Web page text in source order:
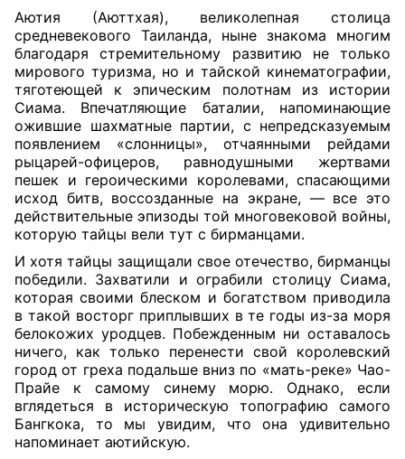
Аютия (Аюттхая), великолепная столица
средневекового Таиланда, ныне знакома многим
благодаря стремительному развитию не только
мирового туризма, но и тайской кинематографии,
тяготеющей к эпическим полотнам из истории
Сиама. Впечатляющие баталии, напоминающие
ожившие шахматные партии, с непредсказуемым
появлением «слонницы», отчаянными рейдами
рыцарей-офицеров, равнодушными жертвами
пешек и героическими королевами, спасающими
исход битв, воссозданные на экране, — все это
действительные эпизоды той многовековой войны,
которую тайцы вели тут с бирманцами.
И хотя тайцы защищали свое отечество, бирманцы
победили. Захватили и ограбили столицу Сиама,
которая своими блеском и богатством приводила
в такой восторг приплывших в те годы из-за моря
белокожих уродцев. Побежденным ни оставалось
ничего, как только перенести свой королевский
город от греха подальше вниз по «мать-реке» Чао-
Прайе к самому синему морю. Однако, если
вглядеться в историческую топографию самого
Бангкока, то мы увидим, что она удивительно
напоминает аютийскую.